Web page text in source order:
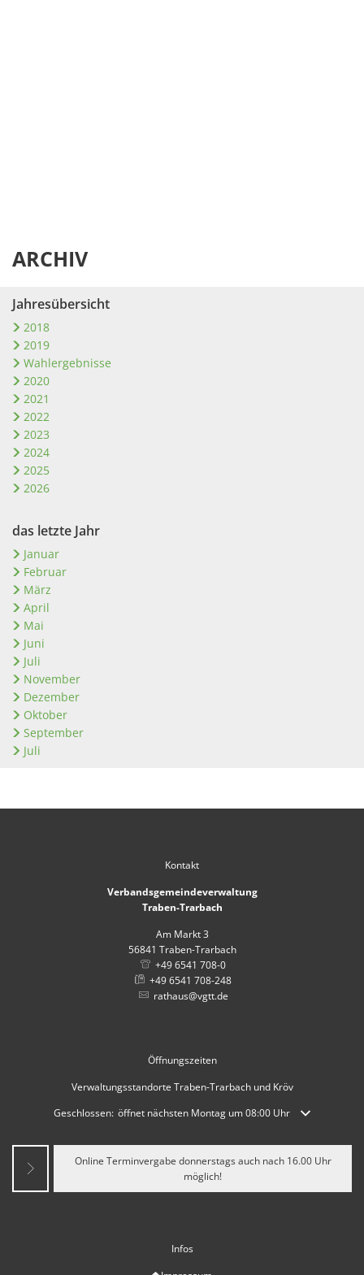
ARCHIV
Jahresübersicht
2018
2019
Wahlergebnisse
2020
2021
2022
2023
2024
2025
2026
das letzte Jahr
Januar
Februar
März
April
Mai
Juni
Juli
November
Dezember
Oktober
September
Juli
Kontakt
Verbandsgemeindeverwaltung
Traben-Trarbach
Am Markt 3
56841 Traben-Trarbach
+49 6541 708-0
+49 6541 708-248
rathaus@vgtt.de
Öffnungszeiten
Verwaltungsstandorte Traben-Trarbach und Kröv
Klicken, um weitere Öffnungs- oder Schließzeiten auszublenden
Geschlossen: öffnet nächsten Montag um 08:00 Uhr
Online Terminvergabe donnerstags auch nach 16.00 Uhr
möglich!
Infos